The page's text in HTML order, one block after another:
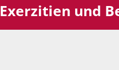
Exerzitien und